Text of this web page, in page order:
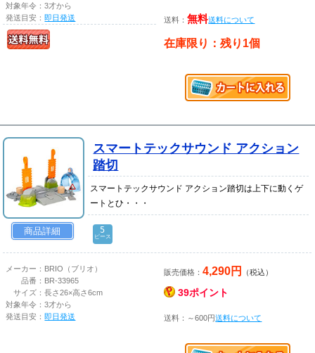
対象年令：3才から
発送目安：即日発送 送料：無料送料について
在庫限り：残り1個
商品詳細
スマートテックサウンド アクション
踏切
スマートテックサウンド アクション踏切は上下に動くゲ
ートとひ・・・
5
ピース
メーカー： BRIO（ブリオ）
品番： BR-33965
サイズ：長さ26×高さ6cm
対象年令：3才から
発送目安： 即日発送
販売価格：4,290円 （税込）
39ポイント
送料：～600円送料について